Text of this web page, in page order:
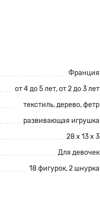
Франция
от 4 до 5 лет, от 2 до 3 лет
текстиль, дерево, фетр
развивающая игрушка
28 х 13 х 3
Для девочек
18 фигурок, 2 шнурка